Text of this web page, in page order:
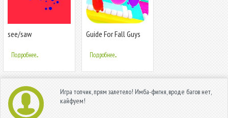
see/saw
Подробнее...
Guide For Fall Guys
Подробнее...
Игра топчик, прям залетело! Имба-фигня, вроде багов нет,
кайфуем!